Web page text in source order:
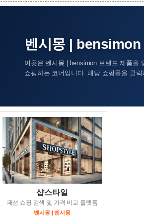
벤시몽 | bensimon
이곳은 벤시몽 | bensimon 브랜드 제품을
쇼핑하는 코너입니다. 해당 쇼핑몰을 클
샵스타일
패션 쇼핑 검색 및 가격 비교 플랫폼
벤시몽 | 벤시몽